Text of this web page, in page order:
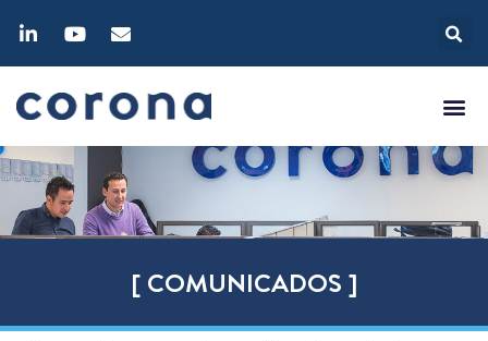
[ COMUNICADOS ]